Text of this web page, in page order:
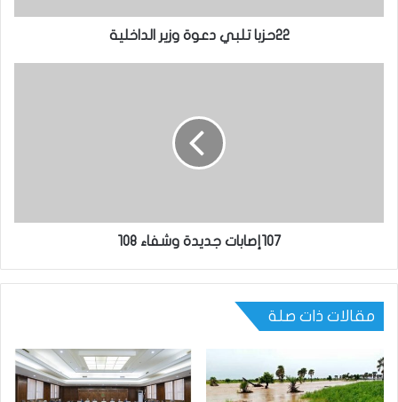
22حزبا تلبي دعوة وزير الداخلية
107إصابات جديدة وشفاء 108
مقالات ذات صلة